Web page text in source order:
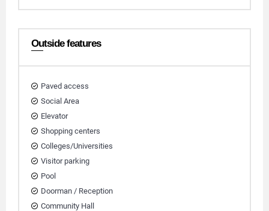
Outside features
Paved access
Social Area
Elevator
Shopping centers
Colleges/Universities
Visitor parking
Pool
Doorman / Reception
Community Hall